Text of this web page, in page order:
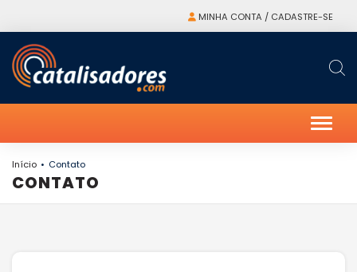
MINHA CONTA / CADASTRE-SE
Início Contato
CONTATO